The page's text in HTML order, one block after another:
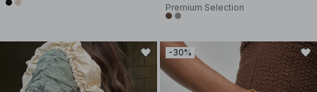
Premium Selection
-30%